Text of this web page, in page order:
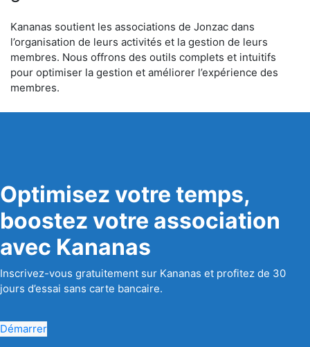
Kananas soutient les associations de Jonzac dans
l’organisation de leurs activités et la gestion de leurs
membres. Nous offrons des outils complets et intuitifs
pour optimiser la gestion et améliorer l’expérience des
membres.
Optimisez votre temps,
boostez votre association
avec Kananas
Inscrivez-vous gratuitement sur Kananas et profitez de 30
jours d’essai sans carte bancaire.
Démarrer